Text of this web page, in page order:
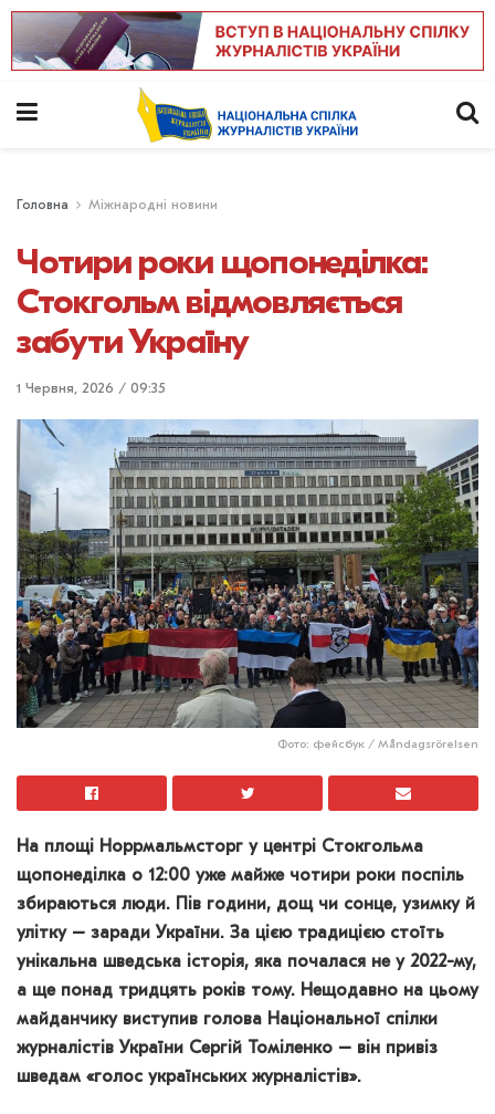
Головна Міжнародні новини
Чотири роки щопонеділка:
Стокгольм відмовляється
забути Україну
1 Червня, 2026 / 09:35
Фото: фейсбук / Måndagsrörelsen
На площі Норрмальмсторг у центрі Стокгольма
щопонеділка о 12:00 уже майже чотири роки поспіль
збираються люди. Пів години, дощ чи сонце, узимку й
улітку – заради України. За цією традицією стоїть
унікальна шведська історія, яка почалася не у 2022-му,
а ще понад тридцять років тому. Нещодавно на цьому
майданчику виступив голова Національної спілки
журналістів України Сергій Томіленко – він привіз
шведам «голос українських журналістів».